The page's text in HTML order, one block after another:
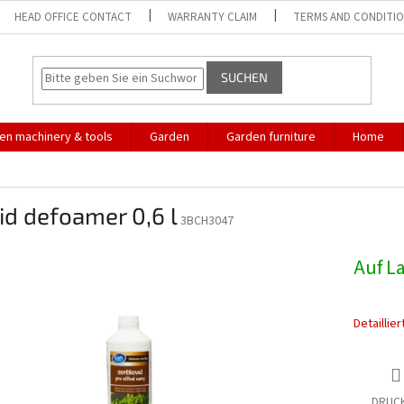
HEAD OFFICE CONTACT WARRANTY CLAIM TERMS AND
SUCHEN
machinery & tools Garden Garden furniture Home
defoamer 0,6 l3BCH3047
Auf